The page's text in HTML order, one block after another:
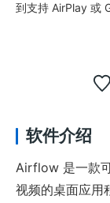
到支持 AirPlay 或
软件介绍
Airflow 是一款
视频的桌面应用